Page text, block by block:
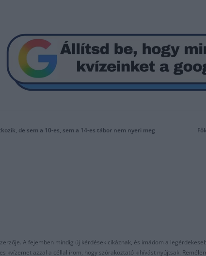
de sem a 10-es, sem a 14-es tábor nem nyeri meg
A fejemben mindig új kérdések cikáznak, és imádom a
kvízemet azzal a céllal írom, hogy szórakoztató kihívást nyújtsak.